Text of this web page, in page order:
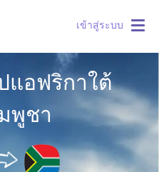
เข้าสู่ระบบ
แอฟริกาใต้
พูชา